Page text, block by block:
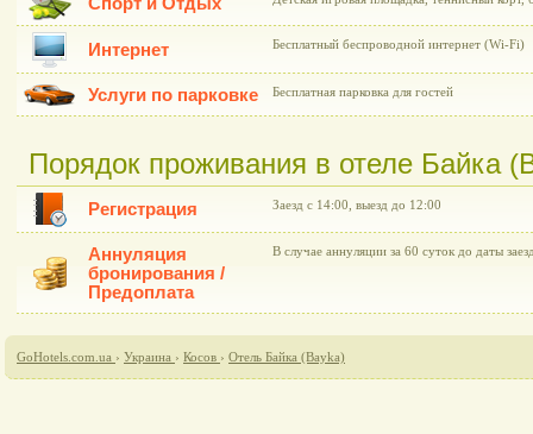
Интернет Бесплатный беспроводной интернет (Wi-Fi)
Услуги по парковке Бесплатная парковка для гостей
Порядок проживания в отеле Байка
Регистрация Заезд с 14:00, выезд до 12:00
Аннуляция
бронирования /
Предоплата
В случае аннуляции за 60 суток до даты
GoHotels.com.ua › Украина › Косов › Отель Байка (Bayka)